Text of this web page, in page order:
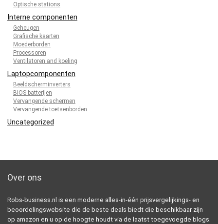
Optische stations
Interne componenten
Geheugen
Grafische kaarten
Moederborden
Processoren
Ventilatoren and koeling
Laptopcomponenten
Beeldscherminverters
BIOS batterijen
Vervangende schermen
Vervangende toetsenborden
Uncategorized
Over ons
Robs-business.nl is een moderne alles-in-één prijsvergelijkings- en
beoordelingswebsite die de beste deals biedt die beschikbaar zijn
op amazon en u op de hoogte houdt via de laatst toegevoegde blogs.